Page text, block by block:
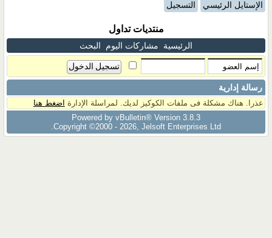
الإستايل الرئيسي التسجيل
منتديات تداول
الرئيسية مشاركات اليوم البحث
رسالة إدارية
عذرا. هناك مشكلة فى ملفات الكوكيز لديك. لمراسلة الإدارة اضغط هنا
Powered by vBulletin® Version 3.8.3
Copyright ©2000 - 2026, Jelsoft Enterprises Ltd.